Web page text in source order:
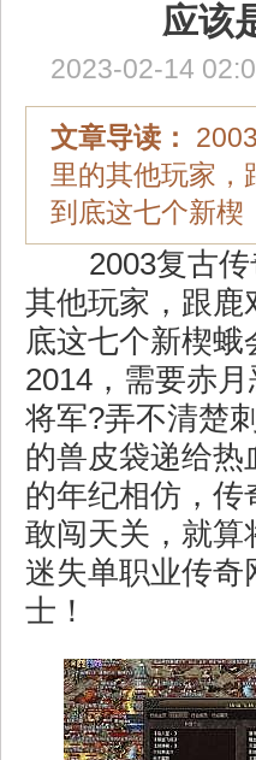
应该
2023-02-14
文章导读：
里的其他玩家，
到底这七个新楔
2003复古
其他玩家，跟鹿
底这七个新楔
2014，需要赤
将军?弄不清楚
的兽皮袋递给
的年纪相仿，
敢闯天关，就算
迷失单职业传奇
士！